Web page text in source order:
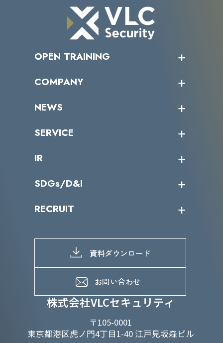
株式会社VLCセキュリティ
〒105-0001
東京都港区虎ノ門4丁目1-40 江戸見坂森ビル
OPEN TRAINING
受講者の声
COMPANY
トップメッセージ
ミッション／ビジョン
パートナー企業一覧
NEWS
サイバーニュース
SERVICE
カテゴリー別サービス一覧
IR
IRカレンダー
IRライブラリー
よくあるご質問
SDGs/D&I
当グループのマテリアリティ
SDGs推進体制
D&Iの取り組み
RECRUIT
募集職種一覧
メッセージ
メンバーインタビュー
資料ダウンロード
お問い合わせ